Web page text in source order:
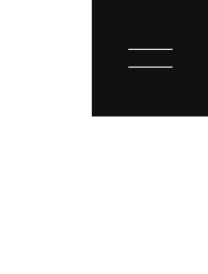
toggle